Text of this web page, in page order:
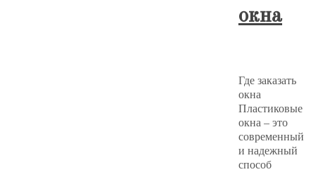
окна
Где заказать
окна
Пластиковые
окна – это
современный
и надежный
способ